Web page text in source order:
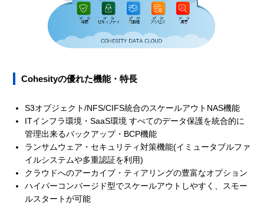
Cohesityの優れた機能・特長
S3オブジェクト/NFS/CIFS統合のスケールアウトNAS機能
ITインフラ環境・SaaS環境 すべてのデータ保護を統合的に
管理出来るバックアップ・BCP機能
ランサムウェア・セキュリティ対策機能(イミュータブルファ
イルシステムや多重認証を利用)
クラウドへのアーカイブ・ティアリングの豊富なオプション
ハイパーコンバージド型でスケールアウトしやすく、スモー
ルスタートが可能